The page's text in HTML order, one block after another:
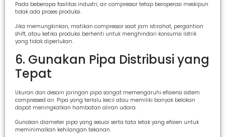
Pada beberapa fasilitas industri, air compressor tetap beroperasi meskipun
tidak ada proses produksi.
Jika memungkinkan, matikan compressor saat jam istirahat, pergantian
shift, atau ketika produksi berhenti untuk menghindari konsumsi listrik
yang tidak diperlukan.
6. Gunakan Pipa Distribusi yang
Tepat
Ukuran dan desain jaringan pipa sangat memengaruhi efisiensi sistem
compressed air. Pipa yang terlalu kecil atau memiliki banyak belokan
dapat meningkatkan hambatan aliran udara.
Gunakan diameter pipa yang sesuai serta tata letak yang efisien untuk
meminimalkan kehilangan tekanan.